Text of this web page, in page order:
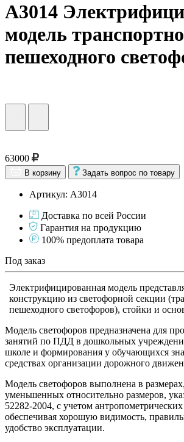
А3014
модель
пешеходного
63000
В корзину Задать вопрос по товару
Артикул: А3014
Доставка по всей России
Гарантия на продукцию
100% предоплата товара
Под заказ
Электрифицированная модель
конструкцию из светофорной секции
пешеходного светофоров), стойки и
Модель светофоров предназначена для
занятий по ПДД в дошкольных
школе и формирования у обучающихся
средствах организации дорожного
Модель светофоров выполнена в
уменьшенных относительно размеров,
52282-2004, с учетом
обеспечивая хорошую видимость,
удобство эксплуатации.